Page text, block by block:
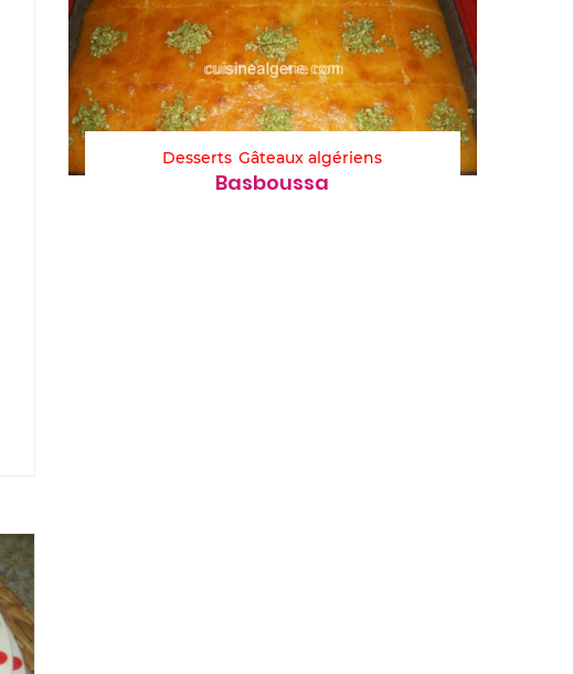
Desserts Gâteaux algériens
Basboussa